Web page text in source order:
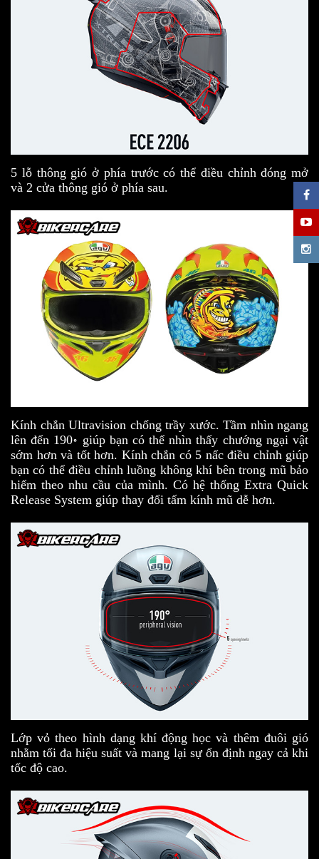
5 lỗ thông gió ở phía trước có thể điều chỉnh đóng mở
và 2 cửa thông gió ở phía sau.
Kính chắn Ultravision chống trầy xước. Tầm nhìn ngang
lên đến 190॰ giúp bạn có thể nhìn thấy chướng ngại vật
sớm hơn và tốt hơn. Kính chắn có 5 nấc điều chỉnh giúp
bạn có thể điều chỉnh luồng không khí bên trong mũ bảo
hiểm theo nhu cầu của mình. Có hệ thống Extra Quick
Release System giúp thay đổi tấm kính mũ dễ hơn.
Lớp vỏ theo hình dạng khí động học và thêm đuôi gió
nhằm tối đa hiệu suất và mang lại sự ổn định ngay cả khi
tốc độ cao.